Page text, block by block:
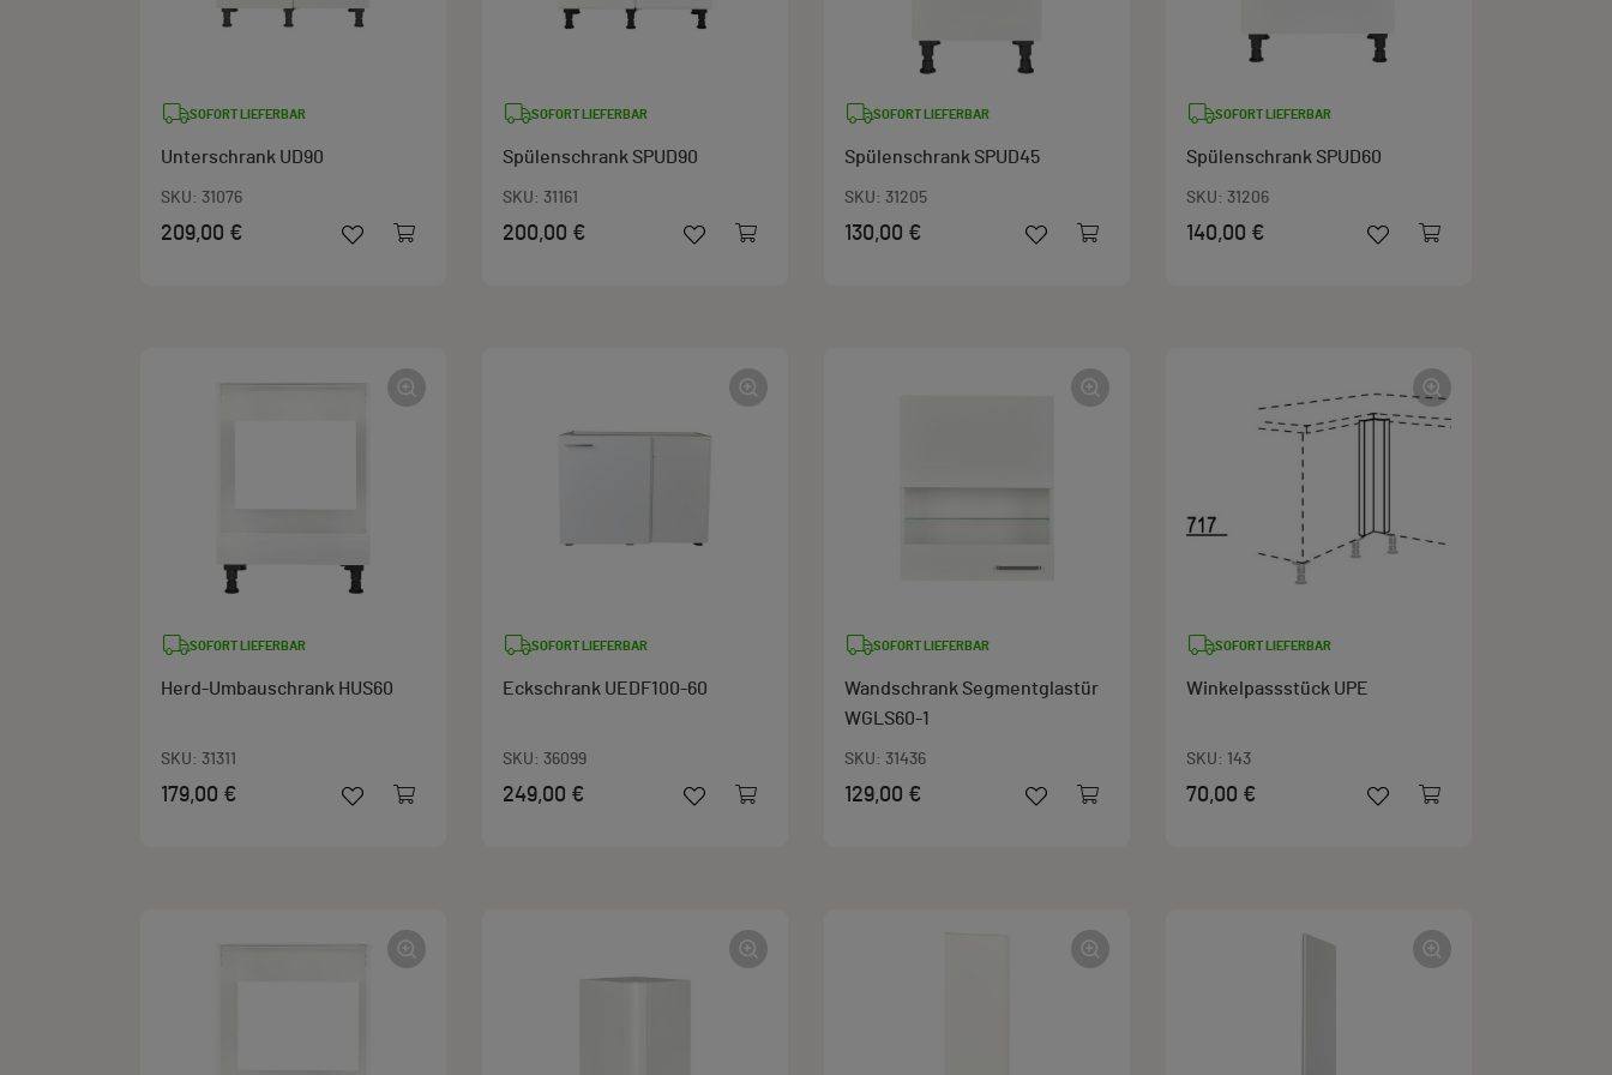
Unterschrank UD90
SKU: 31076
209,00 €
SOFORT LIEFERBAR
Spülenschrank SPUD90
SKU: 31161
200,00 €
SOFORT LIEFERBAR
Spülenschrank SPUD45
SKU: 31205
130,00 €
SOFORT LIEFERBAR
Spülenschrank SPUD60
SKU: 31206
140,00 €
SOFORT LIEFERBAR
Herd-Umbauschrank HUS60
SKU: 31311
179,00 €
SOFORT LIEFERBAR
Eckschrank UEDF100-60
SKU: 36099
249,00 €
SOFORT LIEFERBAR
Wandschrank Segmentglastür
WGLS60-1
SKU: 31436
129,00 €
SOFORT LIEFERBAR
Winkelpassstück UPE
SKU: 143
70,00 €
SOFORT LIEFERBAR